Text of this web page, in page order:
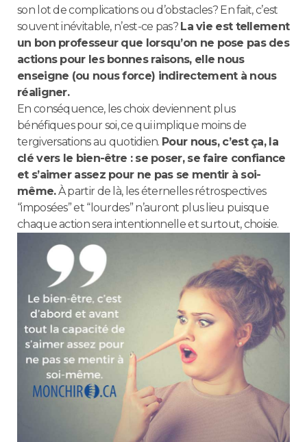
son lot de complications ou d’obstacles? En fait, c’est
souvent inévitable, n’est-ce pas? La vie est tellement
un bon professeur que lorsqu’on ne pose pas des
actions pour les bonnes raisons, elle nous
enseigne (ou nous force) indirectement à nous
réaligner.
En conséquence, les choix deviennent plus
bénéfiques pour soi, ce qui implique moins de
tergiversations au quotidien. Pour nous, c’est ça, la
clé vers le bien-être : se poser, se faire confiance
et s’aimer assez pour ne pas se mentir à soi-
même.À partir de là, les éternelles rétrospectives
“imposées” et “lourdes” n’auront plus lieu puisque
chaque action sera intentionnelle et surtout, choisie.